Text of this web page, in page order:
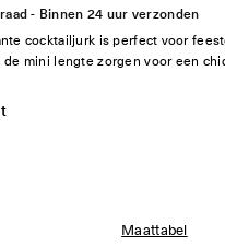
- Binnen 24 uur verzonden
cocktailjurk is perfect voor
mini lengte zorgen voor een
Maattabel